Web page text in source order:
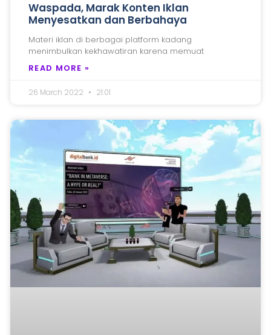
Waspada, Marak Konten Iklan
Menyesatkan dan Berbahaya
Materi iklan di berbagai platform kadang
menimbulkan kekhawatiran karena memuat
READ MORE »
26 March 2022 21:01